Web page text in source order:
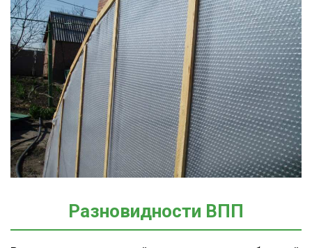
Разновидности ВПП